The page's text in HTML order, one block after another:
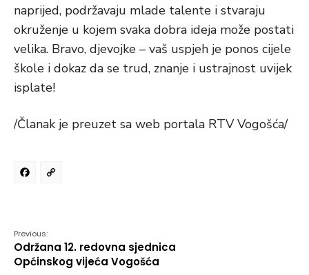
naprijed, podržavaju mlade talente i stvaraju
okruženje u kojem svaka dobra ideja može postati
velika. Bravo, djevojke – vaš uspjeh je ponos cijele
škole i dokaz da se trud, znanje i ustrajnost uvijek
isplate!
/Članak je preuzet sa web portala RTV Vogošća/
Facebook
Previous:
Održana 12. redovna sjednica
Općinskog vijeća Vogošća